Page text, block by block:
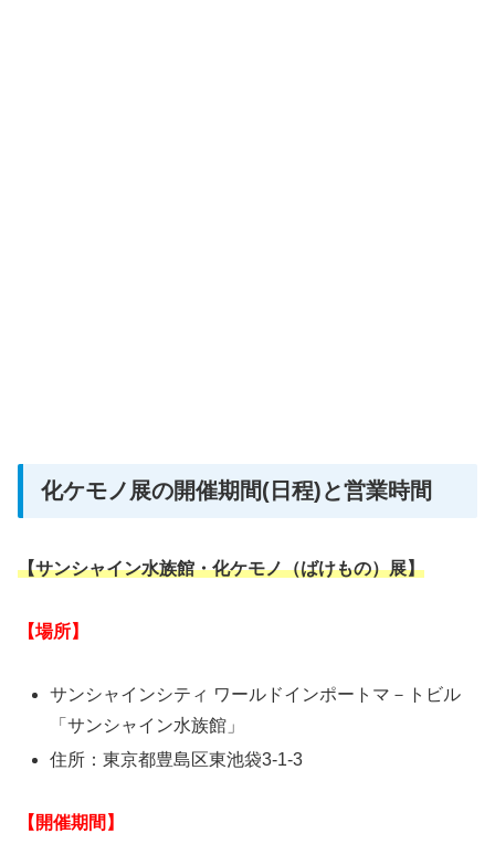
化ケモノ展の開催期間(日程)と営業時間
【サンシャイン水族館・化ケモノ（ばけもの）展】
【場所】
サンシャインシティ ワールドインポートマ－トビル
「サンシャイン水族館」
住所：東京都豊島区東池袋3-1-3
【開催期間】